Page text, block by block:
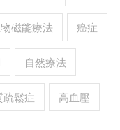
磁能療法 癌症
自然療法
疏鬆症 高血壓